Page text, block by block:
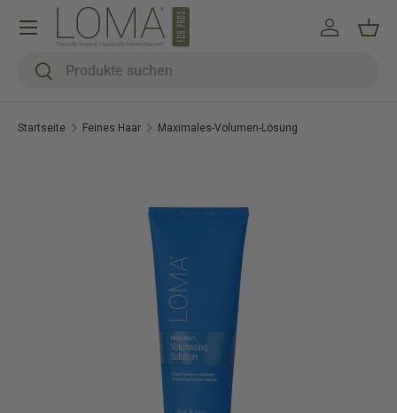
Direkt zum Inhalt
Suchen
Suchen
Einloggen
Menü
Startseite Feines Haar Maximales-Volumen-Lösung